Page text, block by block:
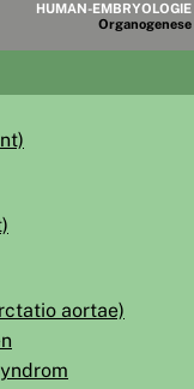
HUMAN-EMBRYOLOGIE
Organogenese
Modul16
aortae)